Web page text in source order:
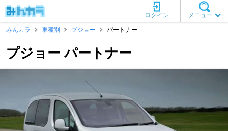
メニュー
ログイン
みんカラ
車種別 プジョー パートナー
プジョー パートナー